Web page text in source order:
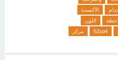
الأكسدة
اللون
h2so4
مركز